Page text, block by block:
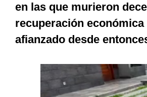
en las que murieron
recuperación
afianzado desde